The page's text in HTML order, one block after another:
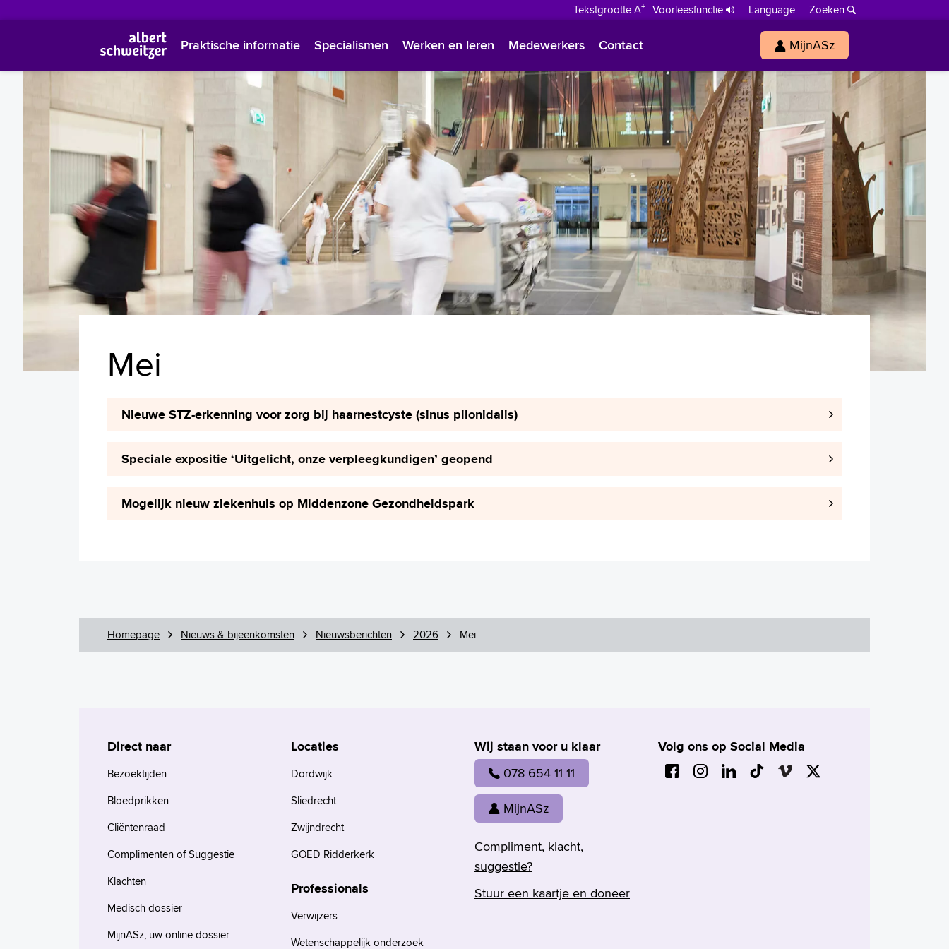
Tekstgrootte A+ Voorleesfunctie Language
Zoeken
Polski
Türkçe
Arabisch
Praktische informatie Specialismen Werken en leren Medewerkers Contact MijnASz
Mei
Nieuwe STZ-erkenning voor zorg bij haarnestcyste (sinus pilonidalis)
Speciale expositie ‘Uitgelicht, onze verpleegkundigen’ geopend
Mogelijk nieuw ziekenhuis op Middenzone Gezondheidspark
Homepage Nieuws & bijeenkomsten Nieuwsberichten 2026 Mei
Wij staan voor u klaar
078 654 11 11
MijnASz
Compliment, klacht,
suggestie?
Stuur een kaartje en doneer
Volg ons op Social Media
Direct naar
Bezoektijden
Bloedprikken
Cliëntenraad
Complimenten of Suggestie
Klachten
Medisch dossier
MijnASz, uw online dossier
Locaties
Dordwijk
Sliedrecht
Zwijndrecht
GOED Ridderkerk
Professionals
Verwijzers
Wetenschappelijk onderzoek